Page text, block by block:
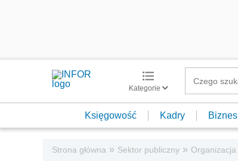
Kategorie
Księgowość Kadry Biznes
Strona główna » Sektor publiczny » Organizacja